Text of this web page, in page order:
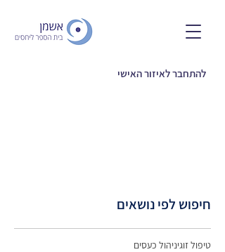
להתחבר לאיזור האישי
חיפוש לפי נושאים
טיפול זוגיניהול כעסים